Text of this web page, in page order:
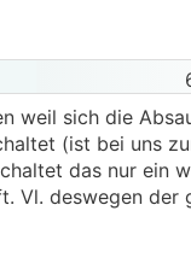
nicht zum
weil sich die
(ist bei uns
das nur ein
Vl. deswegen der